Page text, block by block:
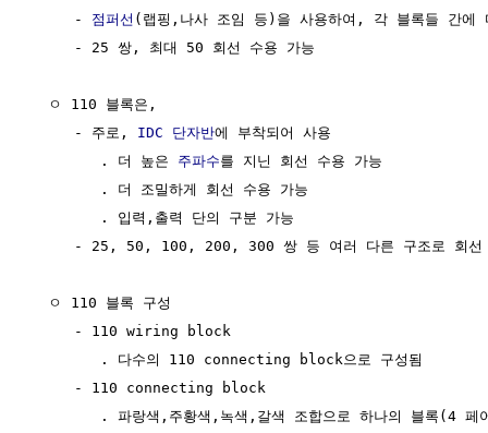
     -
점퍼선 (랩핑,나사 조임 등)을 사용하여, 각 블록들 간에
     - 25 쌍, 최대 50 회선 수용 가능
  ㅇ 110 블록은,
     - 주로,
IDC 단자반에 부착되어 사용
        . 더 높은
주파수를 지닌 회선 수용 가능
        . 더 조밀하게 회선 수용 가능
        . 입력,출력 단의 구분 가능
- 25, 50, 100, 200, 300 쌍 등 여러 다른 구조로 회선
  ㅇ 110 블록 구성
     - 110 wiring block
        . 다수의 110 connecting block으로 구성됨
     - 110 connecting block
. 파랑색,주황색,녹색,갈색 조합으로 하나의 블록(4 페